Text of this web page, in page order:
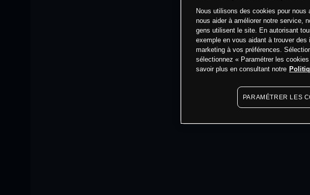
Nous utilisons des cookies pour
nous aider à améliorer notre service,
gens utilisent le site. En autorisant
exemple en vous aidant à trouver
marketing à vos préférences.
sélectionnez « Paramétrer les
savoir plus en consultant notre
PARAMÉTRER LES